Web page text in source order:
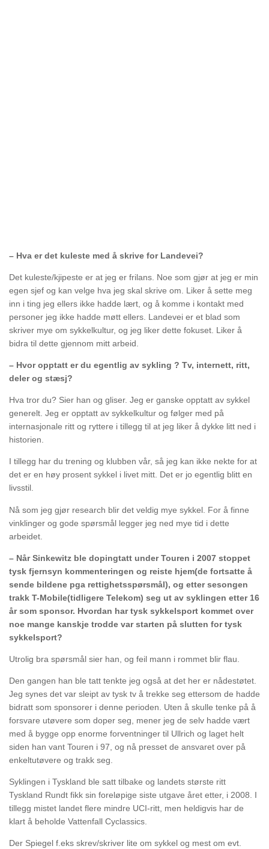
– Hva er det kuleste med å skrive for Landevei?
Det kuleste/kjipeste er at jeg er frilans. Noe som gjør at jeg er min
egen sjef og kan velge hva jeg skal skrive om. Liker å sette meg
inn i ting jeg ellers ikke hadde lært, og å komme i kontakt med
personer jeg ikke hadde møtt ellers. Landevei er et blad som
skriver mye om sykkelkultur, og jeg liker dette fokuset. Liker å
bidra til dette gjennom mitt arbeid.
– Hvor opptatt er du egentlig av sykling ? Tv, internett, ritt,
deler og stæsj?
Hva tror du? Sier han og gliser. Jeg er ganske opptatt av sykkel
generelt. Jeg er opptatt av sykkelkultur og følger med på
internasjonale ritt og ryttere i tillegg til at jeg liker å dykke litt ned i
historien.
I tillegg har du trening og klubben vår, så jeg kan ikke nekte for at
det er en høy prosent sykkel i livet mitt. Det er jo egentlig blitt en
livsstil.
Nå som jeg gjør research blir det veldig mye sykkel. For å finne
vinklinger og gode spørsmål legger jeg ned mye tid i dette
arbeidet.
– Når Sinkewitz ble dopingtatt under Touren i 2007 stoppet
tysk fjernsyn kommenteringen og reiste hjem(de fortsatte å
sende bildene pga rettighetsspørsmål), og etter sesongen
trakk T-Mobile(tidligere Telekom) seg ut av syklingen etter 16
år som sponsor. Hvordan har tysk sykkelsport kommet over
noe mange kanskje trodde var starten på slutten for tysk
sykkelsport?
Utrolig bra spørsmål sier han, og feil mann i rommet blir flau.
Den gangen han ble tatt tenkte jeg også at det her er nådestøtet.
Jeg synes det var sleipt av tysk tv å trekke seg ettersom de hadde
bidratt som sponsorer i denne perioden. Uten å skulle tenke på å
forsvare utøvere som doper seg, mener jeg de selv hadde vært
med å bygge opp enorme forventninger til Ullrich og laget helt
siden han vant Touren i 97, og nå presset de ansvaret over på
enkeltutøvere og trakk seg.
Syklingen i Tyskland ble satt tilbake og landets største ritt
Tyskland Rundt fikk sin foreløpige siste utgave året etter, i 2008. I
tillegg mistet landet flere mindre UCI-ritt, men heldigvis har de
klart å beholde Vattenfall Cyclassics.
Der Spiegel f.eks skrev/skriver lite om sykkel og mest om evt.